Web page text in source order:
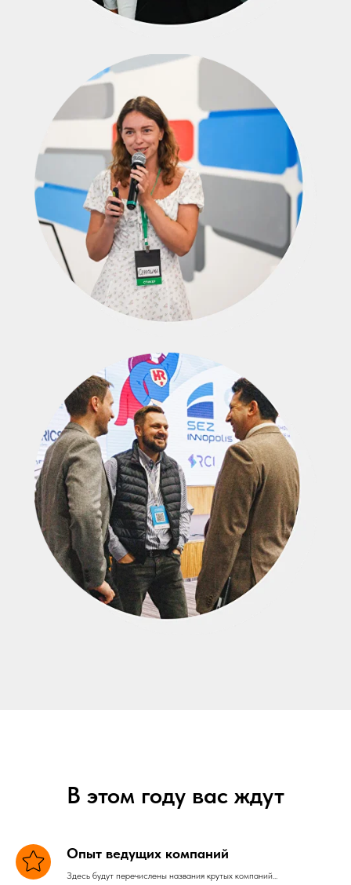
В этом году вас ждут
Опыт ведущих компаний
Здесь будут перечислены названия крутых компаний...